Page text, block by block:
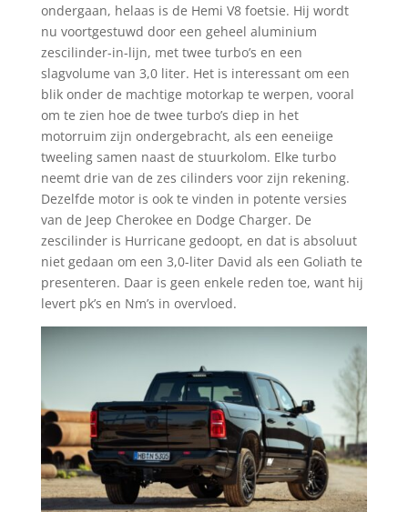
ondergaan, helaas is de Hemi V8 foetsie. Hij wordt
nu voortgestuwd door een geheel aluminium
zescilinder-in-lijn, met twee turbo’s en een
slagvolume van 3,0 liter. Het is interessant om een
blik onder de machtige motorkap te werpen, vooral
om te zien hoe de twee turbo’s diep in het
motorruim zijn ondergebracht, als een eeneiige
tweeling samen naast de stuurkolom. Elke turbo
neemt drie van de zes cilinders voor zijn rekening.
Dezelfde motor is ook te vinden in potente versies
van de Jeep Cherokee en Dodge Charger. De
zescilinder is Hurricane gedoopt, en dat is absoluut
niet gedaan om een 3,0-liter David als een Goliath te
presenteren. Daar is geen enkele reden toe, want hij
levert pk’s en Nm’s in overvloed.